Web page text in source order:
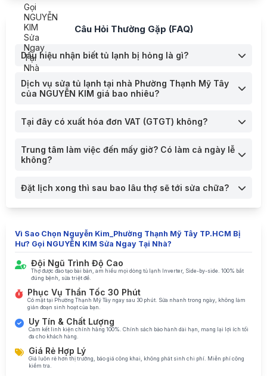
Câu Hỏi Thường Gặp (FAQ)
Dấu hiệu nhận biết tủ lạnh bị hỏng là gì?
Dịch vụ sửa tủ lạnh tại nhà Phường Thạnh Mỹ Tây
của NGUYỄN KIM giá bao nhiêu?
Tại đây có xuất hóa đơn VAT (GTGT) không?
Trung tâm làm việc đến mấy giờ? Có làm cả ngày lễ
không?
Đặt lịch xong thì sau bao lâu thợ sẽ tới sửa chữa?
Vì Sao Chọn Nguyễn Kim_Phường Thạnh Mỹ Tây TP.HCM Bị
Hư? Gọi NGUYỄN KIM Sửa Ngay Tại Nhà?
Đội Ngũ Trình Độ Cao
Thợ được đào tạo bài bản, am hiểu mọi dòng tủ lạnh Inverter, Side-by-side. 100% bắt
đúng bệnh, sửa triệt để.
Phục Vụ Thần Tốc 30 Phút
Có mặt tại Phường Thạnh Mỹ Tây ngay sau 30 phút. Sửa nhanh trong ngày, không làm
gián đoạn sinh hoạt của bạn.
Uy Tín & Chất Lượng
Cam kết linh kiện chính hãng 100%. Chính sách bảo hành dài hạn, mang lại lợi ích tối
đa cho khách hàng.
Giá Rẻ Hợp Lý
Giá luôn rẻ hơn thị trường, báo giá công khai, không phát sinh chi phí. Miễn phí công
kiểm tra.